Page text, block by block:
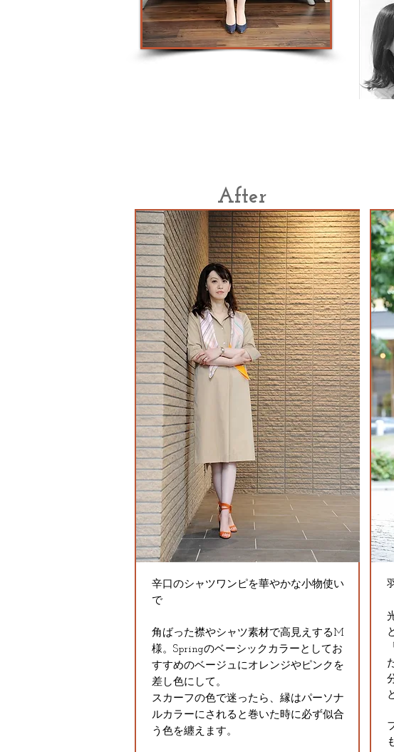
After
辛口のシャツワンピを華やかな小物使い
で
角ばった襟やシャツ素材で高見えするM
様。Springのベーシックカラーとしてお
すすめのベージュにオレンジやピンクを
差し色にして。
スカーフの色で迷ったら、縁はパーソナ
ルカラーにされると巻いた時に必ず似合
う色を纏えます。